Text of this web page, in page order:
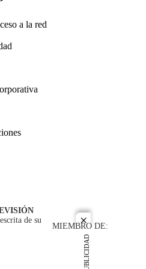
close
PUBLICIDAD
a la red
de su
MIEMBRO DE: